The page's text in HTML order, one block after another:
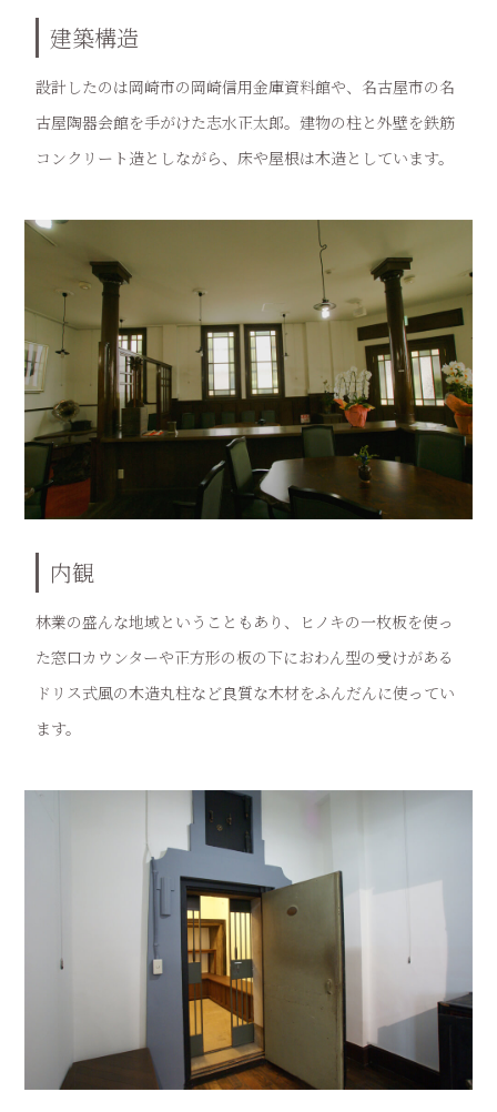
建築構造
設計したのは岡崎市の岡崎信用金庫資料館や、名古屋市の名
古屋陶器会館を手がけた志水正太郎。建物の柱と外壁を鉄筋
コンクリート造としながら、床や屋根は木造としています。
内観
林業の盛んな地域ということもあり、ヒノキの一枚板を使っ
た窓口カウンターや正方形の板の下におわん型の受けがある
ドリス式風の木造丸柱など良質な木材をふんだんに使ってい
ます。